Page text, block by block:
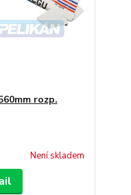
rozp.
Není skladem